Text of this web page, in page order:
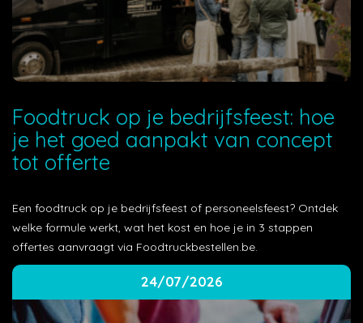
Foodtruck op je bedrijfsfeest: hoe
je het goed aanpakt van concept
tot offerte
Een foodtruck op je bedrijfsfeest of personeelsfeest? Ontdek
welke formule werkt, wat het kost en hoe je in 3 stappen
offertes aanvraagt via Foodtruckbestellen.be.
24/07/2026